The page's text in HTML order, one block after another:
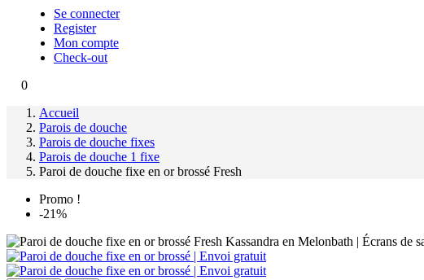
Se connecter
Register
Mon compte
Check-out
0
Accueil
Parois de douche
Parois de douche fixes
Parois de douche 1 fixe
Paroi de douche fixe en or brossé Fresh
Promo !
-21%